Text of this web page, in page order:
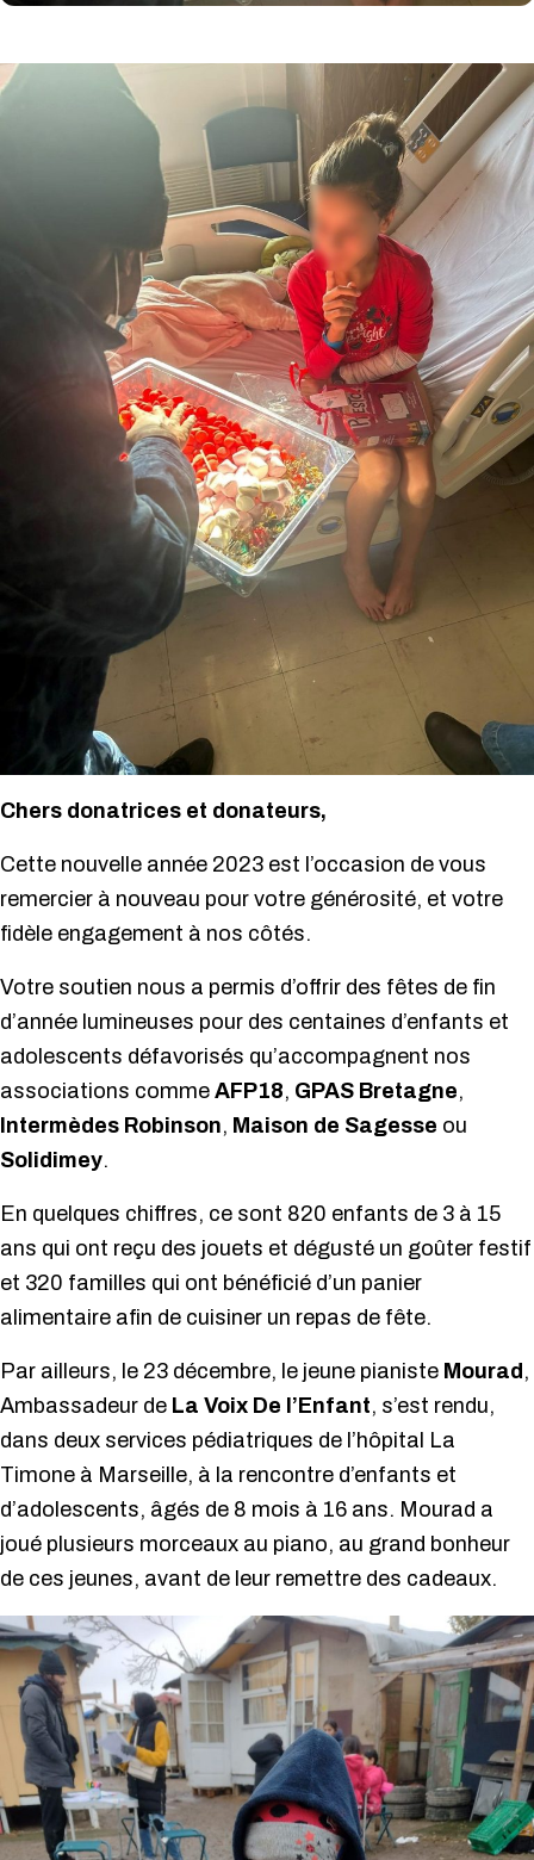
Chers donatrices et donateurs,
Cette nouvelle année 2023 est l’occasion de vous
remercier à nouveau pour votre générosité, et votre
fidèle engagement à nos côtés.
Votre soutien nous a permis d’offrir des fêtes de fin
d’année lumineuses pour des centaines d’enfants et
adolescents défavorisés qu’accompagnent nos
associations comme AFP18, GPAS Bretagne,
Intermèdes Robinson, Maison de Sagesse ou
Solidimey.
En quelques chiffres, ce sont 820 enfants de 3 à 15
ans qui ont reçu des jouets et dégusté un goûter festif
et 320 familles qui ont bénéficié d’un panier
alimentaire afin de cuisiner un repas de fête.
Par ailleurs, le 23 décembre, le jeune pianiste Mourad ,
Ambassadeur de La Voix De l’Enfant, s’est rendu,
dans deux services pédiatriques de l’hôpital La
Timone à Marseille, à la rencontre d’enfants et
d’adolescents, âgés de 8 mois à 16 ans. Mourad a
joué plusieurs morceaux au piano, au grand bonheur
de ces jeunes, avant de leur remettre des cadeaux.